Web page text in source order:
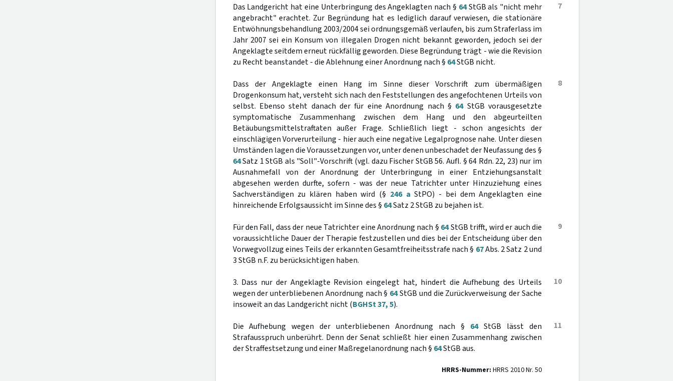
7
Das Landgericht hat eine Unterbringung des Angeklagten nach § 64StGB als "nicht mehr
angebracht" erachtet. Zur Begründung hat es lediglich darauf verwiesen, die stationäre
Entwöhnungsbehandlung 2003/2004 sei ordnungsgemäß verlaufen, bis zum Straferlass im
Jahr 2007 sei ein Konsum von illegalen Drogen nicht bekannt geworden, jedoch sei der
Angeklagte seitdem erneut rückfällig geworden. Diese Begründung trägt - wie die Revision
zu Recht beanstandet - die Ablehnung einer Anordnung nach § 64StGB nicht.
8
Dass der Angeklagte einen Hang im Sinne dieser Vorschrift zum übermäßigen
Drogenkonsum hat, versteht sich nach den Feststellungen des angefochtenen Urteils von
selbst. Ebenso steht danach der für eine Anordnung nach § 64StGB vorausgesetzte
symptomatische Zusammenhang zwischen dem Hang und den abgeurteilten
Betäubungsmittelstraftaten außer Frage. Schließlich liegt - schon angesichts der
einschlägigen Vorverurteilung - hier auch eine negative Legalprognose nahe. Unter diesen
Umständen lagen die Voraussetzungen vor, unter denen unbeschadet der Neufassung des §
64Satz 1 StGB als "Soll"-Vorschrift (vgl. dazu Fischer StGB 56. Aufl. § 64 Rdn. 22, 23) nur im
Ausnahmefall von der Anordnung der Unterbringung in einer Entziehungsanstalt
abgesehen werden durfte, sofern - was der neue Tatrichter unter Hinzuziehung eines
Sachverständigen zu klären haben wird (§ 246 a StPO) - bei dem Angeklagten eine
hinreichende Erfolgsaussicht im Sinne des § 64Satz 2 StGB zu bejahen ist.
9
Für den Fall, dass der neue Tatrichter eine Anordnung nach § 64StGB trifft, wird er auch die
voraussichtliche Dauer der Therapie festzustellen und dies bei der Entscheidung über den
Vorwegvollzug eines Teils der erkannten Gesamtfreiheitsstrafe nach § 67Abs. 2 Satz 2 und
3 StGB n.F. zu berücksichtigen haben.
10
3. Dass nur der Angeklagte Revision eingelegt hat, hindert die Aufhebung des Urteils
wegen der unterbliebenen Anordnung nach § 64StGB und die Zurückverweisung der Sache
insoweit an das Landgericht nicht (BGHSt 37, 5).
11
Die Aufhebung wegen der unterbliebenen Anordnung nach § 64StGB lässt den
Strafausspruch unberührt. Denn der Senat schließt hier einen Zusammenhang zwischen
der Straffestsetzung und einer Maßregelanordnung nach § 64StGB aus.
HRRS-Nummer: HRRS 2010 Nr. 50